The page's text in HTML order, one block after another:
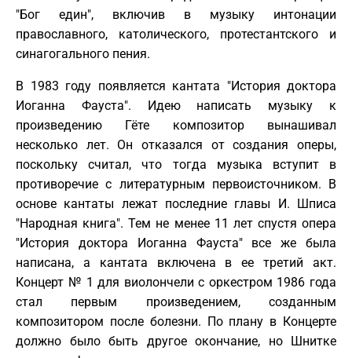
"Бог един", включив в музыку интонации
православного, католического, протестантского и
синагогального пения.
В 1983 году появляется кантата "История доктора
Иоганна Фауста". Идею написать музыку к
произведению Гёте композитор вынашивал
несколько лет. Он отказался от создания оперы,
поскольку считал, что тогда музыка вступит в
противоречие с литературным первоисточником. В
основе кантаты лежат последние главы И. Шписа
"Народная книга". Тем не менее 11 лет спустя опера
"История доктора Иоганна Фауста" все же была
написана, а кантата включена в ее третий акт.
Концерт № 1 для виолончели с оркестром 1986 года
стал первым произведением, созданным
композитором после болезни. По плану в Концерте
должно было быть другое окончание, но Шнитке